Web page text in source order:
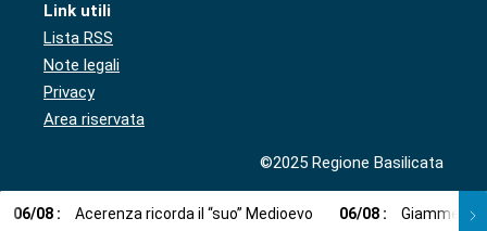
Link utili
Lista RSS
Note legali
Privacy
Area riservata
©2025 Regione Basilicata
06/08 : Acerenza ricorda il “suo” Medioevo 06/08 : Giammetta